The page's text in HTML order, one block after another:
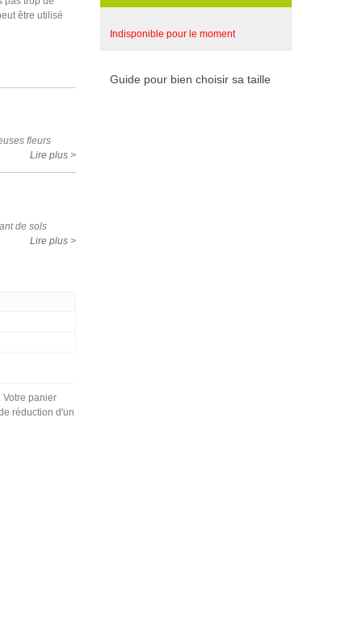
être utilisé
fleurs
Lire plus >
de sols
Lire plus >
Votre panier
réduction d'un
Indisponible pour le moment
Guide pour bien choisir sa taille